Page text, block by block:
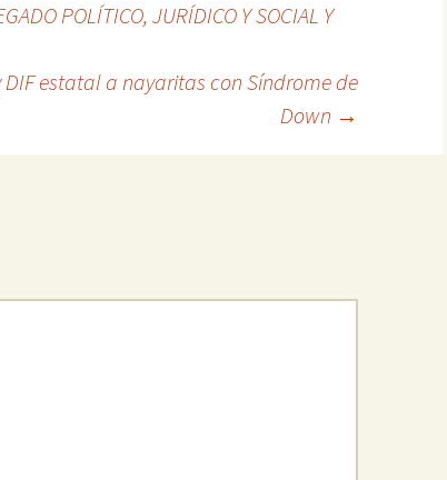
POLÍTICO, JURÍDICO Y SOCIAL Y
estatal a nayaritas con Síndrome de
Down →